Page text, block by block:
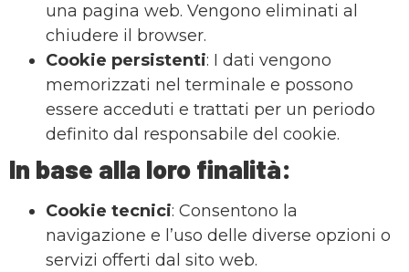
una pagina web. Vengono eliminati al
chiudere il browser.
Cookie persistenti: I dati vengono
memorizzati nel terminale e possono
essere acceduti e trattati per un periodo
definito dal responsabile del cookie.
In base alla loro finalità:
Cookie tecnici: Consentono la
navigazione e l’uso delle diverse opzioni o
servizi offerti dal sito web.